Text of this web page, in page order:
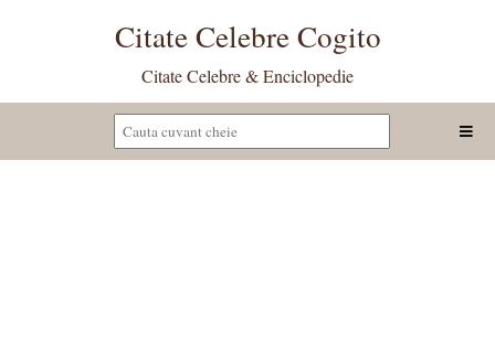
Citate Celebre Cogito
Citate Celebre & Enciclopedie